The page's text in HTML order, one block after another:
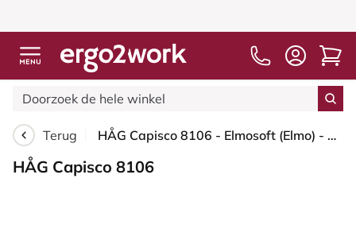
Terug HÅG Capisco 8106 - Elmosoft (Elmo) - Semi-aniline Leder - EL93068 - Dark brown - Zwart - 150mm - Harde wielen t.b.v. zachte vloeren
HÅG Capisco 8106